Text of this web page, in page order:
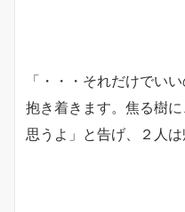
「・・・それだけでい
抱き着きます。焦る樹
思うよ」と告げ、２人は